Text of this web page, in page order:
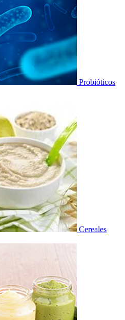
Probióticos
Cereales